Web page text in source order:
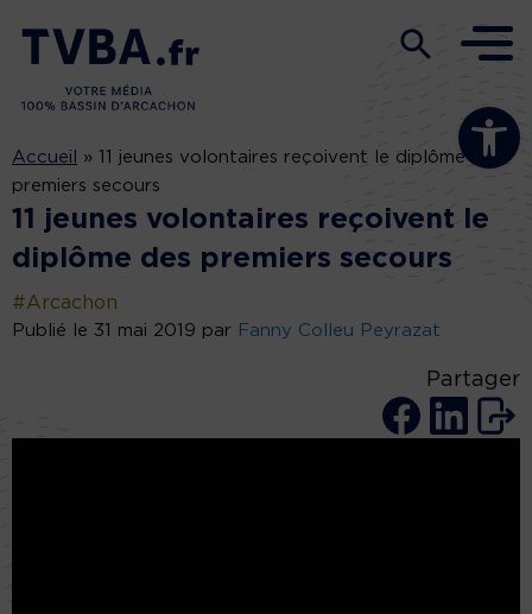
Ouvrir la
Accueil » 11 jeunes volontaires reçoivent le diplôme des
premiers secours
11 jeunes volontaires reçoivent le
diplôme des premiers secours
#Arcachon
Publié le 31 mai 2019 par Fanny Colleu Peyrazat
Partager